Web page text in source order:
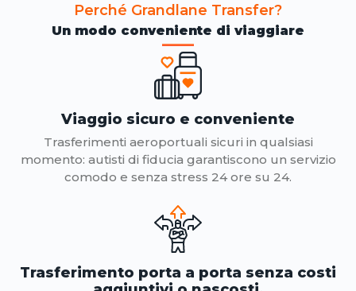
Perché Grandlane Transfer?
Un modo conveniente di viaggiare
Viaggio sicuro e conveniente
Trasferimenti aeroportuali sicuri in qualsiasi
momento: autisti di fiducia garantiscono un servizio
comodo e senza stress 24 ore su 24.
Trasferimento porta a porta senza costi